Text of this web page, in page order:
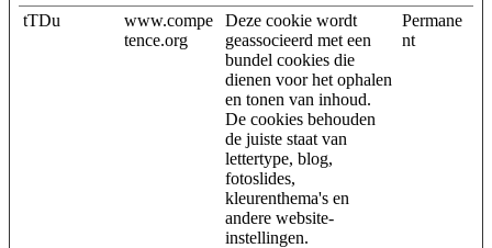
tTDu
www.compe
tence.org
Deze cookie wordt
geassocieerd met een
bundel cookies die
dienen voor het ophalen
en tonen van inhoud.
De cookies behouden
de juiste staat van
lettertype, blog,
fotoslides,
kleurenthema's en
andere website-
instellingen.
Permane
nt